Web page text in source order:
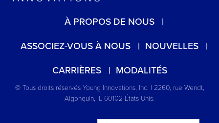
À PROPOS DE NOUS
ASSOCIEZ-VOUS À NOUS
NOUVELLES
CARRIÈRES
MODALITÉS
© Tous droits réservés Young Innovations, Inc. | 2260, rue Wendt,
Algonquin, IL 60102 États-Unis.